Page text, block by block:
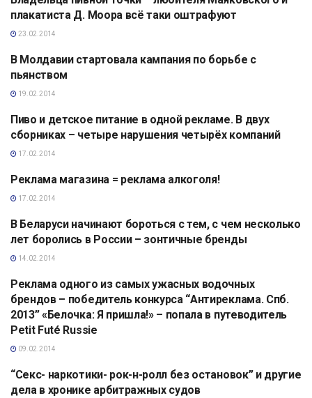
АНАЛИТИКА
плакатиста Д. Моора всё таки оштрафуют
23.02.2014
АНАЛИТИКА
В Молдавии стартовала кампания по борьбе с
пьянством
19.02.2014
АНАЛИТИКА
Пиво и детское питание в одной рекламе. В двух
сборниках – четыре нарушения четырёх компаний
17.02.2014
АНАЛИТИКА
Реклама магазина = реклама алкоголя!
17.02.2014
АНАЛИТИКА
В Беларуси начинают бороться с тем, с чем несколько
лет боролись в России – зонтичные бренды
14.02.2014
АНАЛИТИКА
Реклама одного из самых ужасных водочных
брендов – победитель конкурса “Антиреклама. Спб.
2013” «Белочка: Я пришла!» – попала в путеводитель
Petit Futé Russie
09.02.2014
АНАЛИТИКА
“Секс- наркотики- рок-н-ролл без остановок” и другие
дела в хронике арбитражных судов